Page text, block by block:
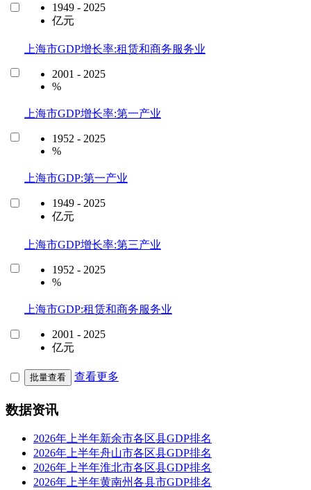
1949 - 2025
亿元
上海市GDP增长率:租赁和商务服务业
2001 - 2025
%
上海市GDP增长率:第一产业
1952 - 2025
%
上海市GDP:第一产业
1949 - 2025
亿元
上海市GDP增长率:第三产业
1952 - 2025
%
上海市GDP:租赁和商务服务业
2001 - 2025
亿元
批量查看 查看更多
数据资讯
2026年上半年新余市各区县GDP排名
2026年上半年舟山市各区县GDP排名
2026年上半年淮北市各区县GDP排名
2026年上半年黄南州各县市GDP排名